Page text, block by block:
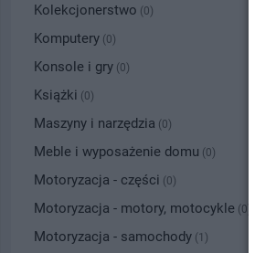
Kolekcjonerstwo (0)
Komputery (0)
Konsole i gry (0)
Książki (0)
Maszyny i narzędzia (0)
Meble i wyposażenie domu (0)
Motoryzacja - części (0)
Motoryzacja - motory, motocykle (0)
Motoryzacja - samochody (1)